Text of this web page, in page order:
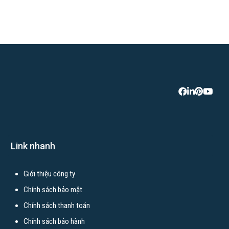
Link nhanh
Giới thiệu công ty
Chính sách bảo mật
Chính sách thanh toán
Chính sách bảo hành